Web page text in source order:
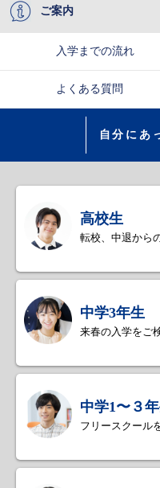
ご案内
入学までの流れ
よくある質問
自分にあ
高校生
転校、中退から
中学3年生
来春の入学をご
中学1〜３
フリースクール